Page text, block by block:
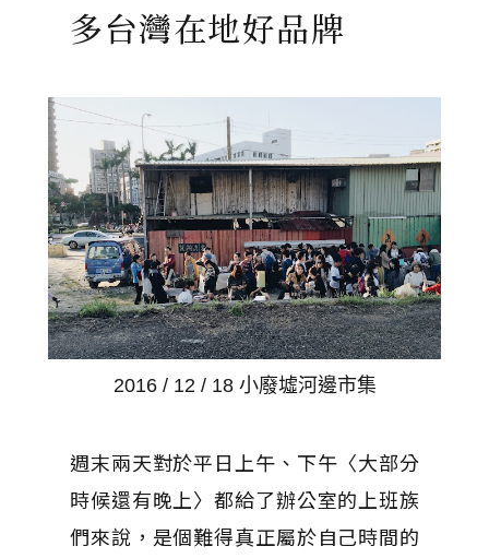
多台灣在地好品牌
2016 / 12 / 18 小廢墟河邊市集
週末兩天對於平日上午、下午〈大部分
時候還有晚上〉都給了辦公室的上班族
們來說，是個難得真正屬於自己時間的